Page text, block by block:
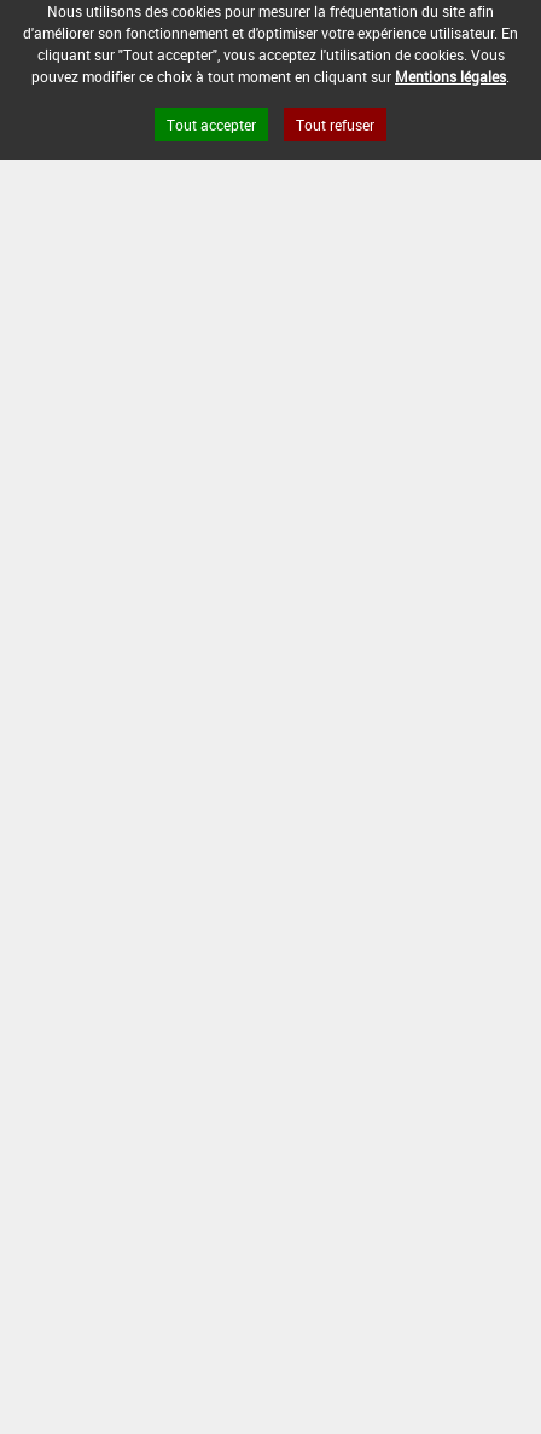
DATE DE FIN DE DISTRIBUTION :
31/05/2025
DATE DE FIN D'UTILISATION :
Nous utilisons des cookies pour mesurer la fréquentation du site afin
d'améliorer son fonctionnement et d'optimiser votre expérience utilisateur. En
cliquant sur "Tout accepter", vous acceptez l'utilisation de cookies. Vous
pouvez modifier ce choix à tout moment en cliquant sur Mentions légales
Tout accepter Tout refuser